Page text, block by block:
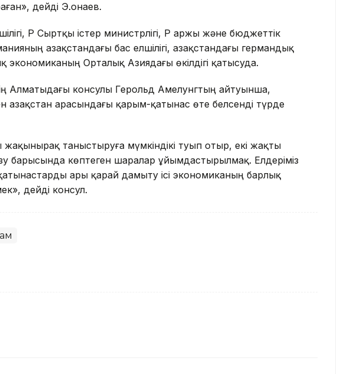
дейді Э.Қонаев.
ҚР Сыртқы істер министрлігі, ҚР Қаржы және бюджеттік
Қазақстандағы бас елшілігі, Қазақстандағы германдық
Орталық Азиядағы өкілдігі қатысуда.
Алматыдағы консулы Герольд Амелунгтың айтуынша,
арасындағы қарым-қатынас өте белсендi түрде
таныстыруға мүмкіндікі туып отыр, екі жақты
барысында көптеген шаралар ұйымдастырылмақ. Елдерiмiз
ары қарай дамыту iсі экономиканың барлық
дейді консул.